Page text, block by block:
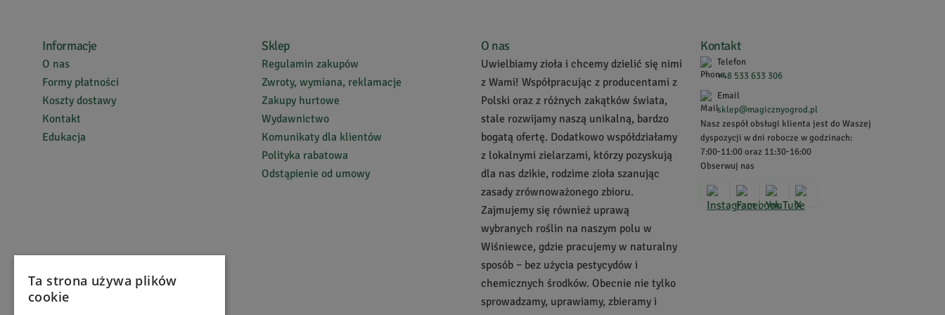
Przy projektowaniu suplementów diety w kapsułkach kierujemy się rzetelną wiedzą i dowodami naukowymi, ponieważ chcemy, żeby
naprawdę działały.
Każda z naszych propozycji poparta jest szeregiem mocnych argumentów, a także naszymi własnymi doświadczeniami.
Jesteśmy dumni z naszych produktów i z radością prezentujemy Wam kategorię
Suplementy w kapsułkach
jest wyróżnić najlepsze, gdyż wszystkie zasługują na uwagę.
Przy każdym produkcie znajduje się szczegółowy opis, który ułatwi Wam wybór, a w razie pytań zapraszamy do kontaktu.
Informacje
O nas
Formy płatności
Koszty dostawy
Kontakt
Edukacja
Sklep
Regulamin zakupów
Zwroty, wymiana, reklamacje
Zakupy hurtowe
Wydawnictwo
Komunikaty dla klientów
Polityka rabatowa
Odstąpienie od umowy
O nas
Uwielbiamy zioła i chcemy dzielić się nimi
z Wami! Współpracując z producentami z
Polski oraz z różnych zakątków świata,
stale rozwijamy naszą unikalną, bardzo
bogatą ofertę. Dodatkowo współdziałamy
z lokalnymi zielarzami, którzy pozyskują
dla nas dzikie, rodzime zioła szanując
zasady zrównoważonego zbioru.
Zajmujemy się również uprawą
wybranych roślin na naszym polu w
Wiśniewce, gdzie pracujemy w naturalny
sposób – bez użycia pestycydów i
chemicznych środków. Obecnie nie tylko
sprowadzamy, uprawiamy, zbieramy i
Kontakt
Telefon
+48 533 633 306
Email
sklep@magicznyogrod.pl
Nasz zespół obsługi klienta jest do Waszej
dyspozycji w dni robocze w godzinach:
7:00-11:00 oraz 11:30-16:00
Obserwuj nas
Ta strona używa plików
cookie